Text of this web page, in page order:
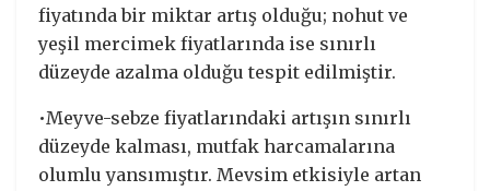
fiyatında bir miktar artış olduğu; nohut ve
yeşil mercimek fiyatlarında ise sınırlı
düzeyde azalma olduğu tespit edilmiştir.
•Meyve-sebze fiyatlarındaki artışın sınırlı
düzeyde kalması, mutfak harcamalarına
olumlu yansımıştır. Mevsim etkisiyle artan